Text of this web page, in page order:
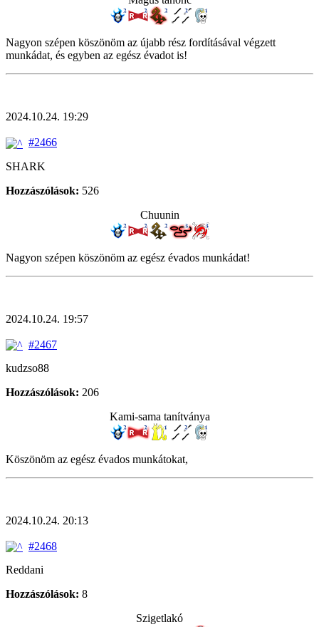
Nagyon szépen köszönöm az újabb rész fordításával végzett
munkádat, és egyben az egész évadot is!
2024.10.24. 19:29
#2466
SHARK
Hozzászólások: 526
Chuunin
Nagyon szépen köszönöm az egész évados munkádat!
2024.10.24. 19:57
#2467
kudzso88
Hozzászólások: 206
Kami-sama tanítványa
Köszönöm az egész évados munkátokat,
2024.10.24. 20:13
#2468
Reddani
Hozzászólások: 8
Szigetlakó